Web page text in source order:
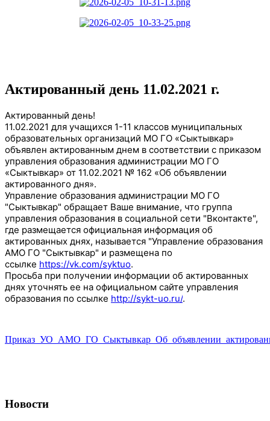
Актированный день 11.02.2021 г.
Актированный день!
11.02.2021 для учащихся 1-11 классов муниципальных
образовательных организаций МО ГО «Сыктывкар»
объявлен актированным днем в соответствии с приказом
управления образования администрации МО ГО
«Сыктывкар» от 11.02.2021 № 162 «Об объявлении
актированного дня».
Управление образования администрации МО ГО
"Сыктывкар" обращает Ваше внимание, что группа
управления образования в социальной сети "Вконтакте",
где размещается официальная информация об
актированных днях, называется "Управление образования
АМО ГО "Сыктывкар" и размещена по
ссылке https://vk.com/syktuo.
Просьба при получении информации об актированных
днях уточнять ее на официальном сайте управления
образования по ссылке http://sykt-uo.ru/.
Новости